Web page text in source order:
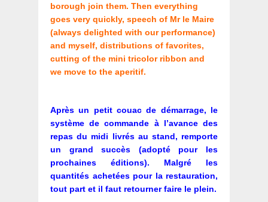
borough join them. Then everything
goes very quickly, speech of Mr le Maire
(always delighted with our performance)
and myself, distributions of favorites,
cutting of the mini tricolor ribbon and
we move to the aperitif.
Après un petit couac de démarrage, le
système de commande à l’avance des
repas du midi livrés au stand, remporte
un grand succès (adopté pour les
prochaines éditions). Malgré les
quantités achetées pour la restauration,
tout part et il faut retourner faire le plein.